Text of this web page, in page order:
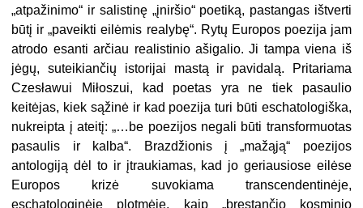
„atpažinimo“ ir salistinę „įniršio“ poetiką, pastangas ištverti
būtį ir „paveikti eilėmis realybę“. Rytų Europos poezija jam
atrodo esanti arčiau realistinio ašigalio. Ji tampa viena iš
jėgų, suteikiančių istorijai mastą ir pavidalą. Pritariama
Czesławui Miłoszui, kad poetas yra ne tiek pasaulio
keitėjas, kiek sąžinė ir kad poezija turi būti eschatologiška,
nukreipta į ateitį: „…be poezijos negali būti transformuotas
pasaulis ir kalba“. Brazdžionis į „mažąją“ poezijos
antologiją dėl to ir įtraukiamas, kad jo geriausiose eilėse
Europos krizė suvokiama transcendentinėje,
eschatologinėje plotmėje, kaip „bręstančio kosminio